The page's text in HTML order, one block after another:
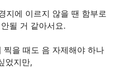
지에 이르지 않을 땐 함부로
될 거 같아서요.
찍을 때도 음 자제해야 하나
었지만,